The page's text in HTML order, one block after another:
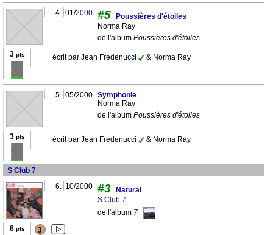
4. 01/2000 #5
Poussières d'étoiles
Norma Ray
de l'album Poussières d'étoiles
3pts écrit par Jean Fredenucci & Norma Ray
5. 05/2000 Symphonie
Norma Ray
de l'album Poussières d'étoiles
3pts écrit par Jean Fredenucci & Norma Ray
S Club 7
6. 10/2000 #3
Natural
S Club 7
de l'album 7
8pts 3